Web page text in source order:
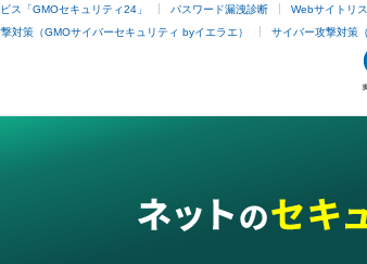
ス「GMOセキュリティ24」 パスワード漏洩診断 Webサイトリ
対策（GMOサイバーセキュリティ byイエラエ） サイバー攻撃対策